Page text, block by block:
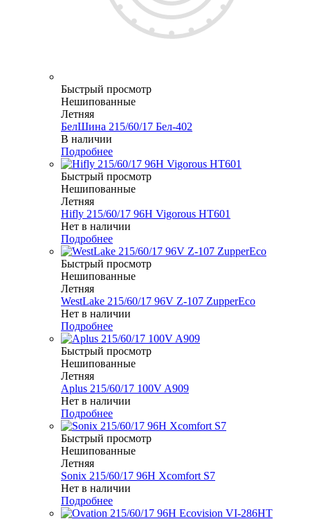
Быстрый просмотр
Нешипованные
Летняя
БелШина 215/60/17 Бел-402
В наличии
Подробнее
Быстрый просмотр
Нешипованные
Летняя
Hifly 215/60/17 96H Vigorous HT601
Нет в наличии
Подробнее
Быстрый просмотр
Нешипованные
Летняя
WestLake 215/60/17 96V Z-107 ZupperEco
Нет в наличии
Подробнее
Быстрый просмотр
Нешипованные
Летняя
Aplus 215/60/17 100V A909
Нет в наличии
Подробнее
Быстрый просмотр
Нешипованные
Летняя
Sonix 215/60/17 96H Xcomfort S7
Нет в наличии
Подробнее